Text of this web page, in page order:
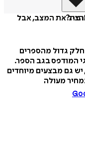
את המצב, אבל
חלק גדול מהספרים
המודפס בגב הספר.
גם מבצעים מיוחדים
מעולה